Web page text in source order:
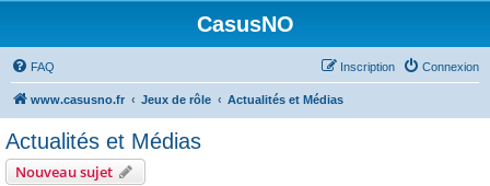
CasusNO
FAQ Connexion
Inscription
www.casusno.fr Jeux de rôle Actualités et Médias
Actualités et Médias
Nouveau sujet